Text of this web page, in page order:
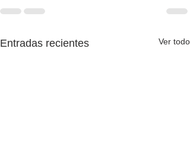
Entradas recientes Ver todo